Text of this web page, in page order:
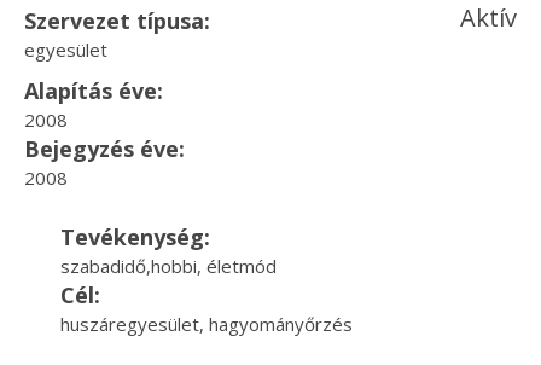
Szervezet típusa:
egyesület
Aktív
Alapítás éve:
2008
Bejegyzés éve:
2008
Tevékenység:
szabadidő,hobbi, életmód
Cél:
huszáregyesület, hagyományőrzés